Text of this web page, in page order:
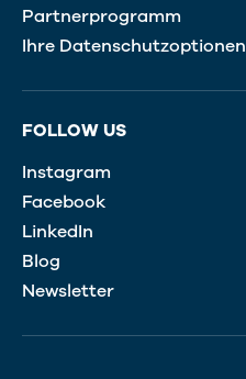
Partnerprogramm
Ihre Datenschutzoptionen
FOLLOW US
Instagram
Facebook
LinkedIn
Blog
Newsletter